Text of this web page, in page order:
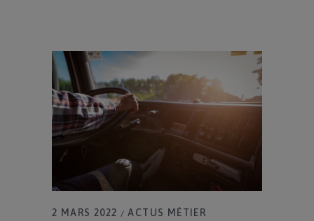
2 MARS 2022 ACTUS MÉTIER